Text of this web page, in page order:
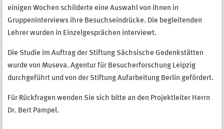
einigen Wochen schilderte eine Auswahl von ihnen in
Gruppeninterviews ihre Besuchseindrücke. Die begleitenden
Lehrer wurden in Einzelgesprächen interviewt.
Die Studie im Auftrag der Stiftung Sächsische Gedenkstätten
wurde von Museva. Agentur für Besucherforschung Leipzig
durchgeführt und von der Stiftung Aufarbeitung Berlin gefördert.
Für Rückfragen wenden Sie sich bitte an den Projektleiter Herrn
Dr. Bert Pampel.